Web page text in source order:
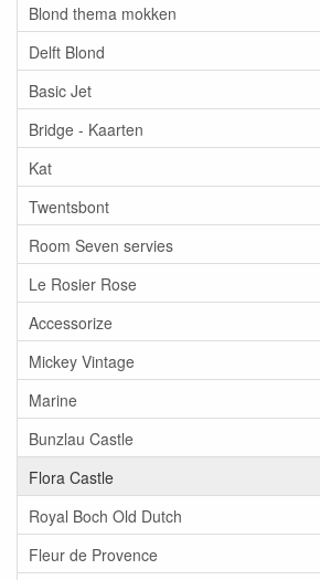
Blond thema mokken
Delft Blond
Basic Jet
Bridge - Kaarten
Kat
Twentsbont
Room Seven servies
Le Rosier Rose
Accessorize
Mickey Vintage
Marine
Bunzlau Castle
Flora Castle
Royal Boch Old Dutch
Fleur de Provence